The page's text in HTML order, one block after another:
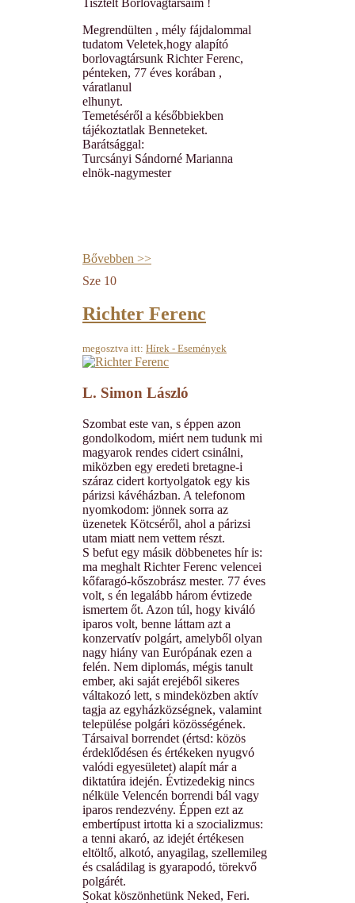
Megrendülten , mély fájdalommal
tudatom Veletek,hogy alapító
borlovagtársunk Richter Ferenc,
pénteken, 77 éves korában ,
váratlanul
elhunyt.
Temetéséről a későbbiekben
tájékoztatlak Benneteket.
Barátsággal:
Turcsányi Sándorné Marianna
elnök-nagymester
Bővebben >>
Sze 10
Richter Ferenc
megosztva itt: Hírek - Események
L. Simon László
Szombat este van, s éppen azon
gondolkodom, miért nem tudunk mi
magyarok rendes cidert csinálni,
miközben egy eredeti bretagne-i
száraz cidert kortyolgatok egy kis
párizsi kávéházban. A telefonom
nyomkodom: jönnek sorra az
üzenetek Kötcséről, ahol a párizsi
utam miatt nem vettem részt.
S befut egy másik döbbenetes hír is:
ma meghalt Richter Ferenc velencei
kőfaragó-kőszobrász mester. 77 éves
volt, s én legalább három évtizede
ismertem őt. Azon túl, hogy kiváló
iparos volt, benne láttam azt a
konzervatív polgárt, amelyből olyan
nagy hiány van Európának ezen a
felén. Nem diplomás, mégis tanult
ember, aki saját erejéből sikeres
váltakozó lett, s mindeközben aktív
tagja az egyházközségnek, valamint
települése polgári közösségének.
Társaival borrendet (értsd: közös
érdeklődésen és értékeken nyugvó
valódi egyesületet) alapít már a
diktatúra idején. Évtizedekig nincs
nélküle Velencén borrendi bál vagy
iparos rendezvény. Éppen ezt az
embertípust irtotta ki a szocializmus:
a tenni akaró, az idejét értékesen
eltöltő, alkotó, anyagilag, szellemileg
és családilag is gyarapodó, törekvő
polgárét.
Sokat köszönhetünk Neked, Feri.